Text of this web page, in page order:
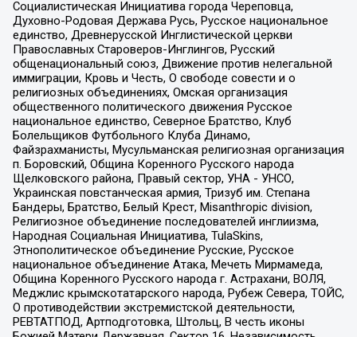
Социалистическая Инициатива города Череповца,
Духовно-Родовая Держава Русь, Русское национальное
единство, Древнерусской Инглистической церкви
Православных Староверов-Инглингов, Русский
общенациональный союз, Движение против нелегальной
иммиграции, Кровь и Честь, О свободе совести и о
религиозных объединениях, Омская организация
общественного политического движения Русское
национальное единство, Северное Братство, Клуб
Болельщиков Футбольного Клуба Динамо,
Файзрахманисты, Мусульманская религиозная организация
п. Боровский, Община Коренного Русского народа
Щелковского района, Правый сектор, УНА - УНСО,
Украинская повстанческая армия, Тризуб им. Степана
Бандеры, Братство, Белый Крест, Misanthropic division,
Религиозное объединение последователей инглиизма,
Народная Социальная Инициатива, TulaSkins,
Этнополитическое объединение Русские, Русское
национальное объединение Атака, Мечеть Мирмамеда,
Община Коренного Русского народа г. Астрахани, ВОЛЯ,
Меджлис крымскотатарского народа, Рубеж Севера, ТОЙС,
О противодействии экстремистской деятельности,
РЕВТАТПОД, Артподготовка, Штольц, В честь иконы